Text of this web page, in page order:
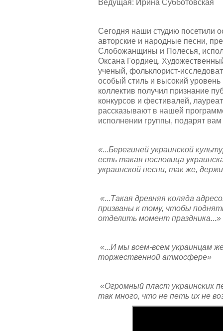
Ведущая: Ирина Субботовская
Сегодня наши студию посетили
авторские и народные песни,
Слобожанщины и Полесья,
Оксана Гордиец.
ученый, фольклорист-
особый стиль и высокий
коллектив получил признание
конкурсов и фестивалей,
рассказывают в нашей
исполнении группы, подарят
«...Берегиней украинской
есть такая пословица
украинской песни, так же,
«...Такая древняя коляда
призваны к тому, чтобы
отделить момент праздника...»
«...И мы всем-всем украинцам
торжественной атмосфере»
«Огромный пласт украинских
так много, что не петь их не